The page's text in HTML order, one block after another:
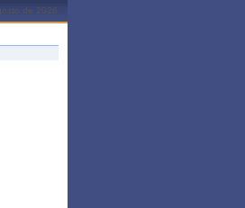
de 2026